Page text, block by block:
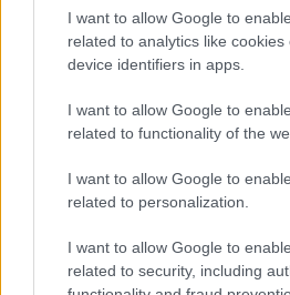
I want to allow Google to
related to analytics like cookies
device identifiers in apps.
I want to allow Google to
related to functionality of the
I want to allow Google to
related to personalization.
I want to allow Google to
related to security, including
À lire aussi
FAITS DIVERS